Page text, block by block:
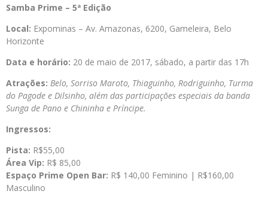
Samba Prime – 5ª Edição
Local: Expominas – Av. Amazonas, 6200, Gameleira, Belo
Horizonte
Data e horário: 20 de maio de 2017, sábado, a partir das 17h
Atrações: Belo, Sorriso Maroto, Thiaguinho, Rodriguinho, Turma
do Pagode e Dilsinho, além das participações especiais da banda
Sunga de Pano e Chininha e Príncipe.
Ingressos:
Pista: R$55,00
Área Vip: R$ 85,00
Espaço Prime Open Bar: R$ 140,00 Feminino | R$160,00
Masculino